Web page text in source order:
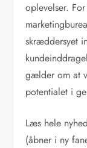
oplevelser.
skræddersyet
gælder om at
potentialet i
Læs hele
(åbner i ny